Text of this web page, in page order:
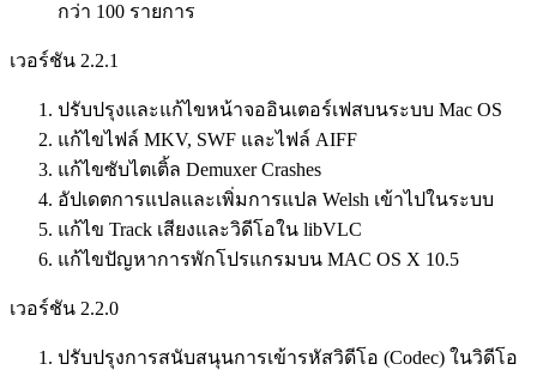
กว่า 100 รายการ
เวอร์ชัน 2.2.1
ปรับปรุงและแก้ไขหน้าจออินเตอร์เฟสบนระบบ Mac OS
แก้ไขไฟล์ MKV, SWF และไฟล์ AIFF
แก้ไขซับไตเติ้ล Demuxer Crashes
อัปเดตการแปลและเพิ่มการแปล Welsh เข้าไปในระบบ
แก้ไข Track เสียงและวิดีโอใน libVLC
แก้ไขปัญหาการพักโปรแกรมบน MAC OS X 10.5
เวอร์ชัน 2.2.0
ปรับปรุงการสนับสนุนการเข้ารหัสวิดีโอ (Codec) ในวิดีโอ